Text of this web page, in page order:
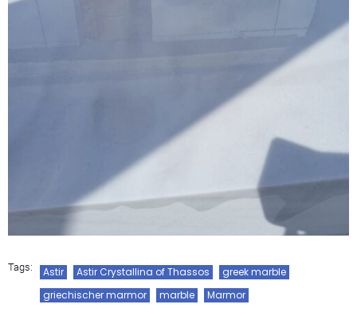
Tags: Astir Astir Crystallina of Thassos
greek marble
griechischer marmor
marble Marmor